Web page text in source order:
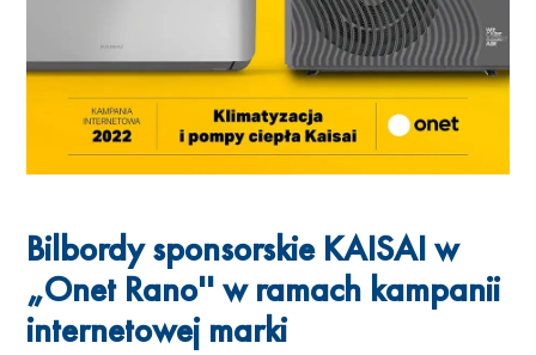
Bilbordy sponsorskie KAISAI w
„Onet Rano'' w ramach kampanii
internetowej marki